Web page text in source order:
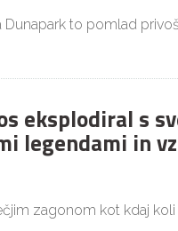
Dunapark to pomlad
eksplodiral s
legendami in
zagonom kot kdaj